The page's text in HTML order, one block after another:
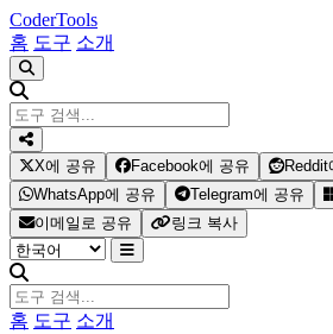
CoderTools
홈 도구 소개
X에 공유 Facebook에 공유
Reddit
WhatsApp에 공유
Telegram에 공유
이메일로 공유
링크 복사
홈 도구 소개